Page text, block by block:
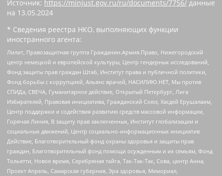
Источник: https://minjust.gov.ru/ru/documents/7756/ данные
на 13.05.2024
* Сведения реестра НКО, выполняющих функции
иностранного агента:
Лилит, Правозащитная группа Гражданин.Армия.Право, Нижегородский
центр немецкой и европейской культуры, Центр гендерных исследований,
Фонд защиты прав граждан Штаб, Институт права и публичной политики,
Фонд борьбы с коррупцией, Альянс врачей, НАСИЛИЮ.НЕТ, Мы против
СПИДа, СВЕЧА, Гуманитарное действие, Открытый Петербург, Лига
Избирателей, Правовая инициатива, Гражданский Союз, Хасдей Ерушалаим,
Центр поддержки и содействия развитию средств массовой информации,
Горячая Линия, В защиту прав заключенных, Институт глобализации и
социальных движений, Центр социально-информационных инициатив
Действие, Благотворительный фонд охраны здоровья и защиты прав
граждан, Благотворительный фонд помощи осужденным и их семьям, Фонд
Тольятти, Новое время, Серебряная тайга, Так-Так-Так, Сова, центр Анна,
Проект Апрель, Самарская губерния, Эра здоровья, Мемориал,